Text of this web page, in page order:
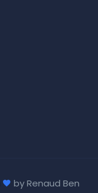
byRenaud Ben